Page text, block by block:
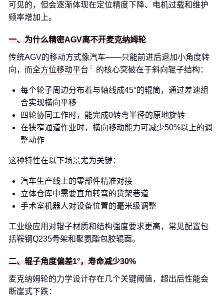
可见的，但会逐渐体现在定位精度下降、电机过载和维护
频率增加上。
一、为什么精密AGV离不开麦克纳姆轮
传统AGV的移动方式像汽车——只能前进后退加小角度转
向，而全方位移动平台 的核心突破在于斜向辊子结构：
每个轮子周边分布着与轴线成45°的辊筒，通过差速组
合实现横向平移
四轮协同工作时，能完成0转弯半径的原地旋转
在狭窄通道作业时，横向移动能力可减少50%以上的调
整动作
这种特性在以下场景尤为关键：
汽车生产线上的零部件精准对接
立体仓库中需要直角转弯的货架巷道
手术室机器人对设备位置的毫米级调整
工业级应用对辊子材质和结构强度要求更高，常见配置包
括鞍钢Q235骨架和聚氨酯包胶辊面。
二、辊子角度偏差1°，寿命减少30%
麦克纳姆轮的力学设计存在几个关键阈值，超出后性能会
断崖式下跌：